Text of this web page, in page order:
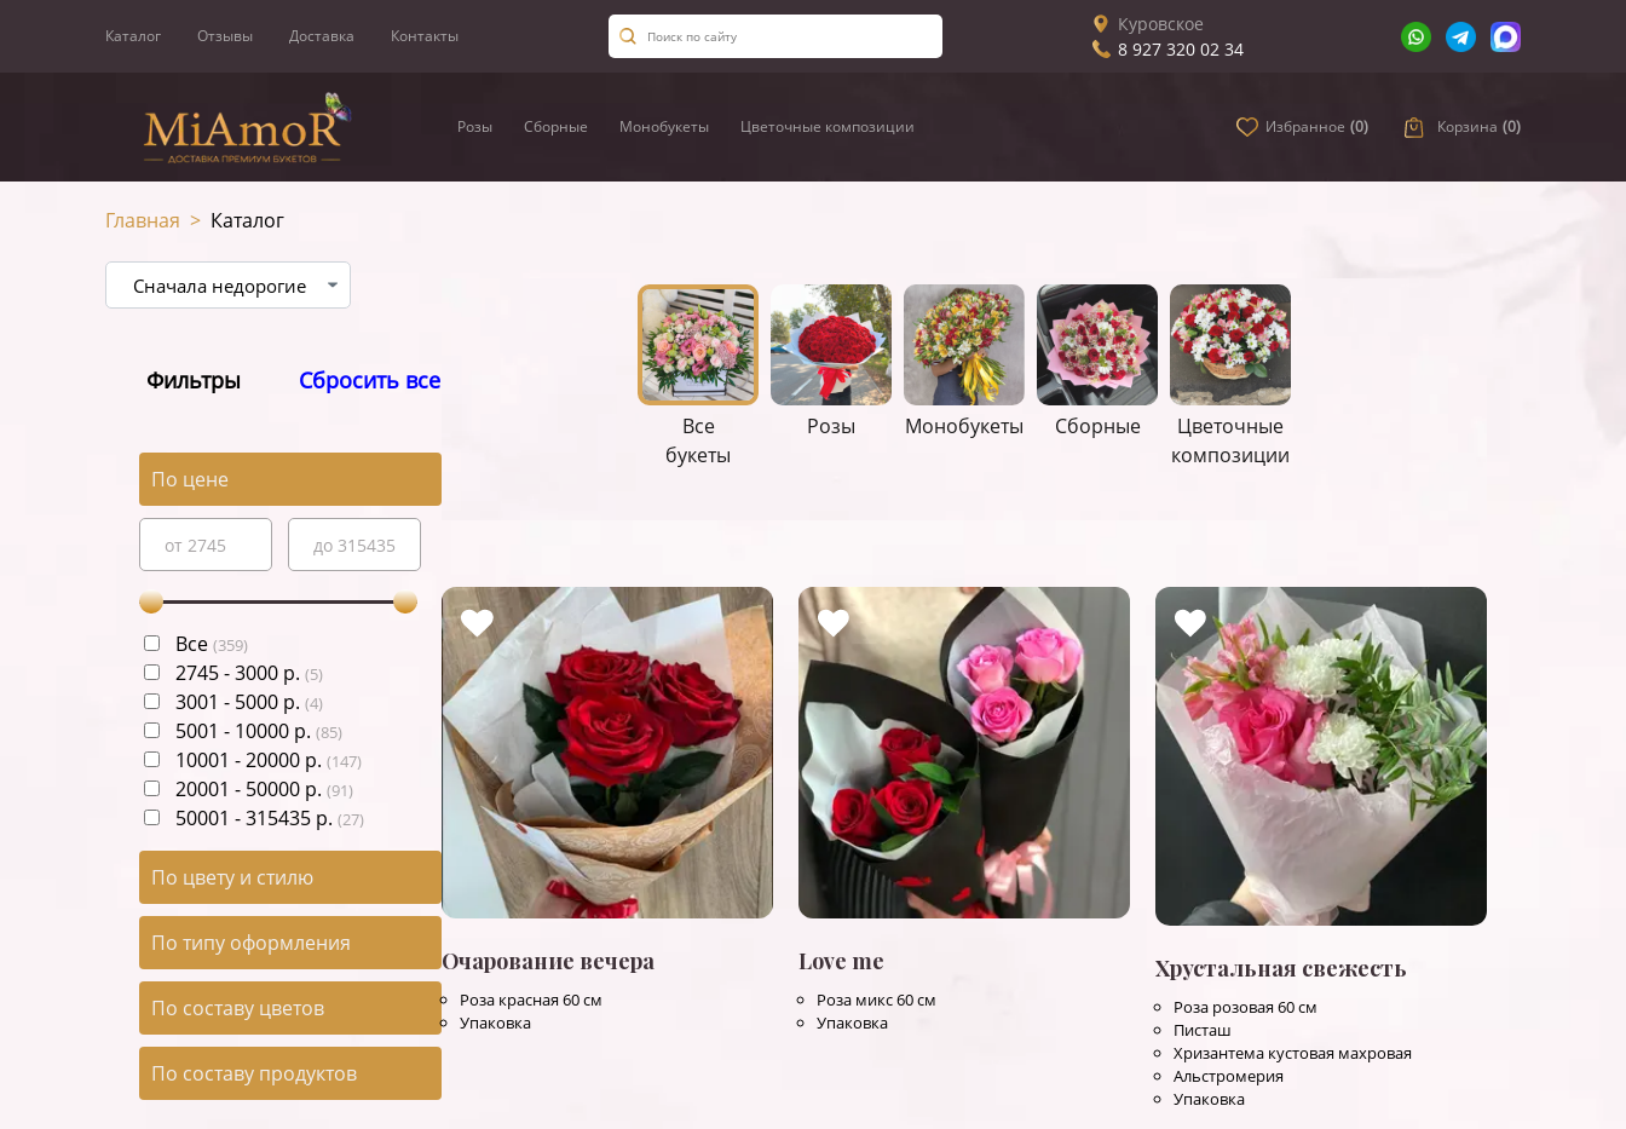
Каталог Отзывы Доставка Контакты
Куровское
8 927 320 02 34
Розы Сборные Монобукеты Цветочные композиции Избранное (0) Корзина (0)
Главная > Каталог
Фильтры Сбросить все
По цене
Все (359)
2745-3000 р.(5)
3001 - 5000 р.(4)
5001 - 10000 р.(85)
10001 -20000 р.(147)
20001 - 50000 р.(91)
50001 -315435 р.(27)
По цвету и стилю
По типу оформления
По составу цветов
По составу продуктов
Все
букеты
Розы Монобукеты Сборные
Цветочные
композиции
Очарование вечера
Роза красная 60 см
Упаковка
Love me
Роза микс 60 см
Упаковка
Хрустальная свежесть
Роза розовая 60 см
Писташ
Хризантема кустовая махровая
Альстромерия
Упаковка